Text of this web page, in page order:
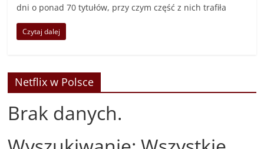
dni o ponad 70 tytułów, przy czym część z nich trafiła
Czytaj dalej
Netflix w Polsce
Brak danych.